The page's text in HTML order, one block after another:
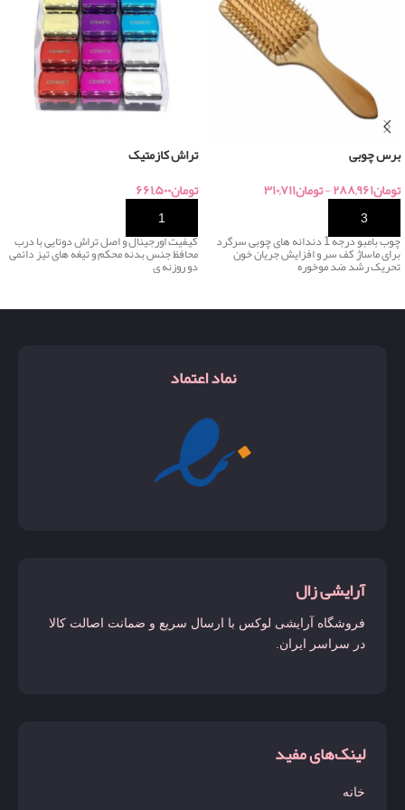
برس چوبی
تومان۲۸۸,۹۶۱-تومان۳۱۰,۷۱۱
چوب بامبو درجه 1 دندانه های چوبی سرگرد
برای ماساژ کف سر و افزایش جریان خون
تحریک رشد ضد موخوره
تراش کازمتیک
تومان۶۶۱,۵۰۰
خرید
کیفیت اورجینال و اصل تراش دوتایی با درب
محافظ جنس بدنه محکم و تیغه های تیز دائمی
دو روزنه ی
نماد اعتماد
آرایشی زال
فروشگاه آرایشی لوکس با ارسال سریع و ضمانت اصالت کالا
در سراسر ایران.
لینک‌های مفید
خانه